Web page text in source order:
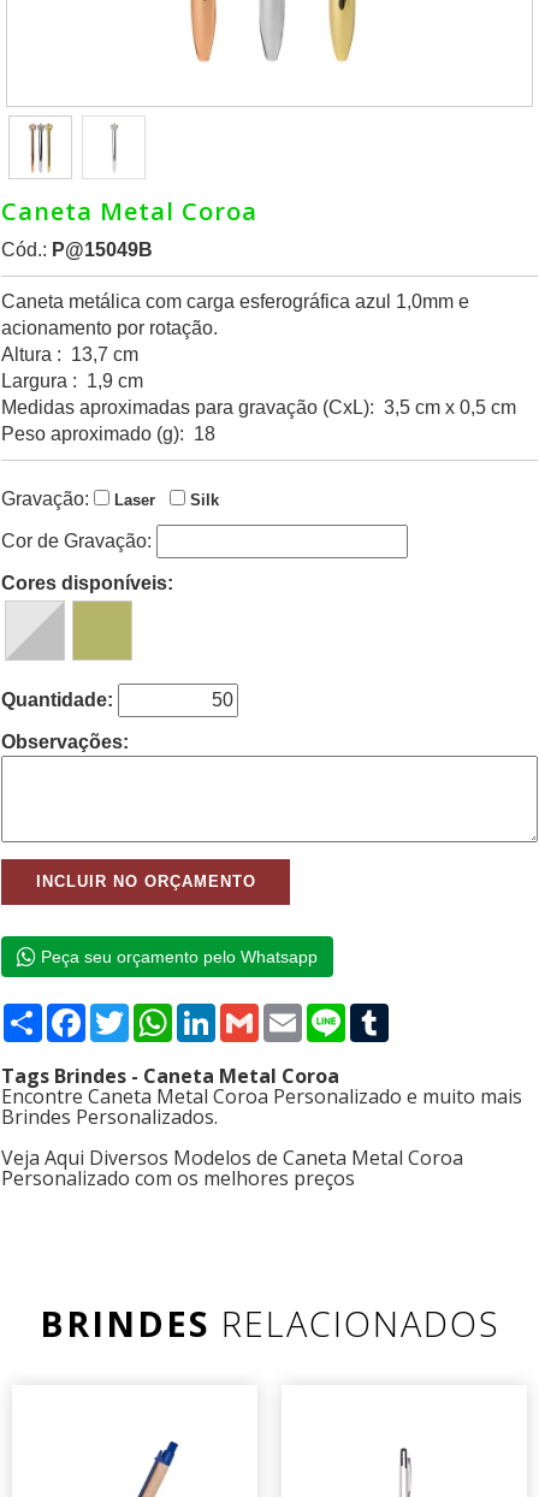
Caneta Metal Coroa
Cód.: P@15049B
Caneta metálica com carga esferográfica azul 1,0mm e
acionamento por rotação.
Altura : 13,7 cm
Largura : 1,9 cm
Medidas aproximadas para gravação (CxL): 3,5 cm x 0,5 cm
Peso aproximado (g): 18
Gravação: Laser Silk
Cor de Gravação:
Cores disponíveis:
Quantidade:
Observações:
Peça seu orçamento pelo Whatsapp
Compartilhar
Facebook
TwitterWhatsApp
LinkedIn
GmailEmailLine
Tags Brindes - Caneta Metal Coroa
Encontre Caneta Metal Coroa Personalizado e muito mais
Brindes Personalizados.
Veja Aqui Diversos Modelos de Caneta Metal Coroa
Personalizado com os melhores preços
BRINDES RELACIONADOS